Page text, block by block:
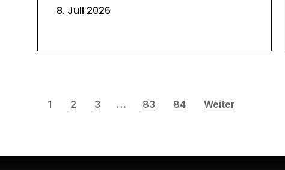
8. Juli 2026
1 2 3 … 83 84 Weiter